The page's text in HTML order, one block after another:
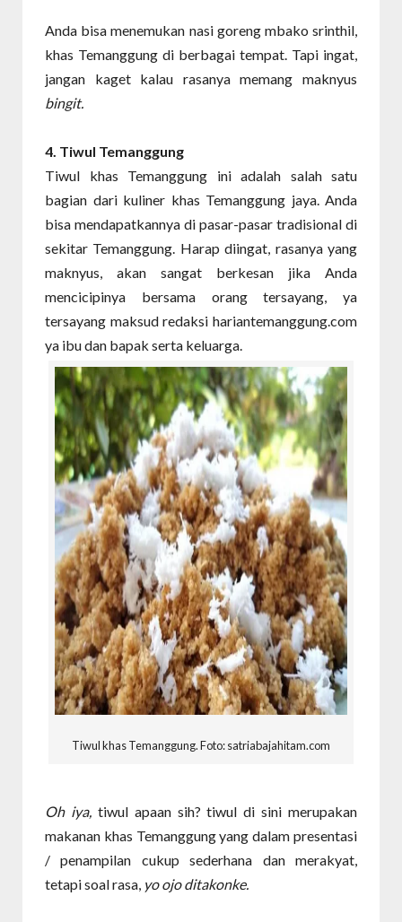
Anda bisa menemukan nasi goreng mbako srinthil,
khas Temanggung di berbagai tempat. Tapi ingat,
jangan kaget kalau rasanya memang maknyus
bingit.
4. Tiwul Temanggung
Tiwul khas Temanggung ini adalah salah satu
bagian dari kuliner khas Temanggung jaya. Anda
bisa mendapatkannya di pasar-pasar tradisional di
sekitar Temanggung. Harap diingat, rasanya yang
maknyus, akan sangat berkesan jika Anda
mencicipinya bersama orang tersayang, ya
tersayang maksud redaksi hariantemanggung.com
ya ibu dan bapak serta keluarga.
Tiwul khas Temanggung. Foto: satriabajahitam.com
Oh iya,tiwul apaan sih? tiwul di sini merupakan
makanan khas Temanggung yang dalam presentasi
/ penampilan cukup sederhana dan merakyat,
tetapi soal rasa, yo ojo ditakonke.